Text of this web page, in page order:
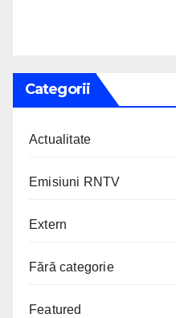
Categorii
Actualitate
Emisiuni RNTV
Extern
Fără categorie
Featured